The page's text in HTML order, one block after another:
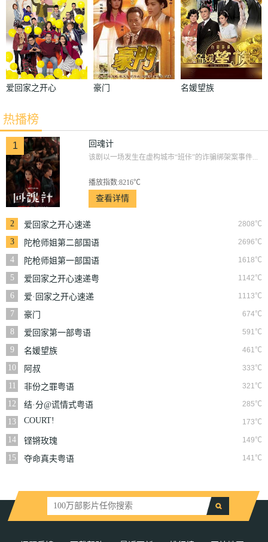
爱回家之开心
豪门 名媛望族
热播榜
1 回魂计
该剧以一场发生在虚构城市“班佧”的诈骗绑架案事件...
播放指数:8216℃
查看详情
2 2808℃
爱回家之开心速递
3
2696℃
陀枪师姐第二部国语
4
1618℃
陀枪师姐第一部国语
5
1142℃
爱回家之开心速递粤
语
6 1113℃
爱·回家之开心速递
7
674℃
豪门
8
591℃
爱回家第一部粤语
9
461℃
名媛望族
10
333℃
阿叔
11
321℃
非份之罪粤语
12
285℃
结·分@谎情式粤语
13
173℃
COURT!
14 149℃
铿锵玫瑰
15
141℃
夺命真夫粤语